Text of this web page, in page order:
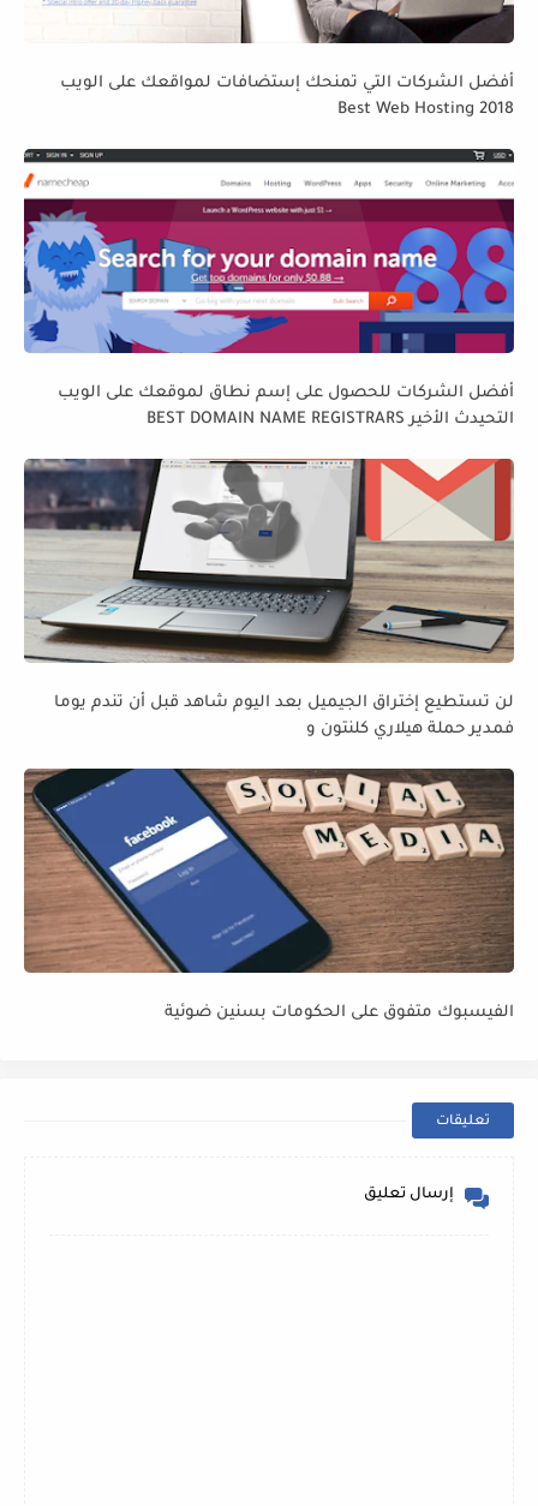
أفضل الشركات التي تمنحك إستضافات لمواقعك على الويب
Best Web Hosting 2018
أفضل الشركات للحصول على إسم نطاق لموقعك على الويب
التحيدث الأخير BEST DOMAIN NAME REGISTRARS
لن تستطيع إختراق الجيميل بعد اليوم شاهد قبل أن تندم يوما
فمدير حملة هيلاري كلنتون و
الفيسبوك متفوق على الحكومات بسنين ضوئية
تعليقات
إرسال تعليق